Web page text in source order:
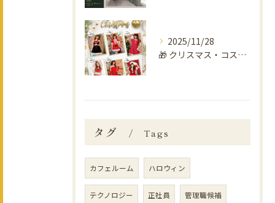
2025/11/28
🎁 クリスマス・コスプレレンタル開始のお知らせ！ 🎁
タグ Tags
カフェルーム ハロウィン
テクノロジー 正社員 管理職候補